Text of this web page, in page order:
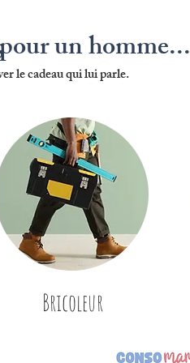
pour un homme...
le cadeau qui lui parle.
Bricoleur